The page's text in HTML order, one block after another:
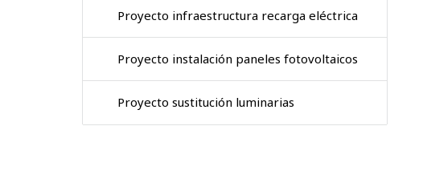
Proyecto infraestructura recarga eléctrica
Proyecto instalación paneles fotovoltaicos
Proyecto sustitución luminarias